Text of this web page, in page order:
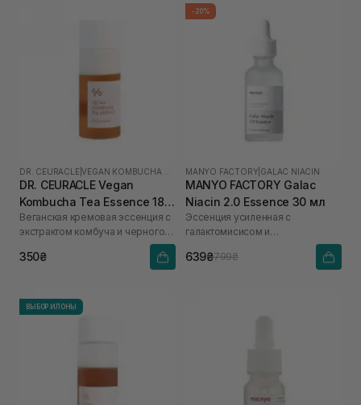
DR. CEURACLE |
DR. CEURACLE Vegan
Kombucha Tea Essence 18
мл
Веганская кремовая эссенция с
экстрактом комбуча и черного
350₴
-20%
MANYO FACTORY GALAC NIACIN
MANYO FACTORY Galac
Niacin 2.0 Essence 30 мл
Эссенция усиленная с
галактомисисом и
639₴799₴
ВЫБОР ИЛОНЫ